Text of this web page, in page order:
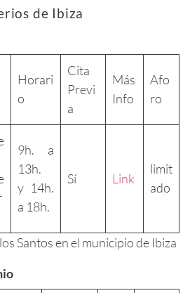
de Ibiza
Horari
o
Cita
Previ
a
Más
Info
Afo
ro
9h. a
13h.
y 14h.
a 18h.
Sí Link
limit
ado
Santos en el municipio de Ibiza